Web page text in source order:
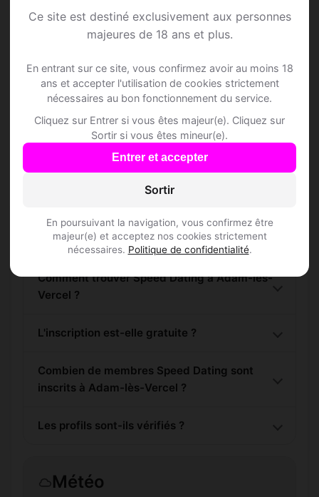
Ce site est destiné exclusivement aux personnes
majeures de 18 ans et plus.
En entrant sur ce site, vous confirmez avoir au moins 18
ans et accepter l'utilisation de cookies strictement
nécessaires au bon fonctionnement du service.
Cliquez sur Entrer si vous êtes majeur(e). Cliquez sur
Sortir si vous êtes mineur(e).
Entrer et accepter
Sortir
En poursuivant la navigation, vous confirmez être
majeur(e) et acceptez nos cookies strictement
nécessaires. Politique de confidentialité.
lès-Vercel
et des alentours !
S'inscrire gratuitement
Questions fréquentes
Comment trouver Speed Dating à Adam-lès-
Vercel ?
L'inscription est-elle gratuite ?
Combien de membres Speed Dating sont
inscrits à Adam-lès-Vercel ?
Les profils sont-ils vérifiés ?
Météo